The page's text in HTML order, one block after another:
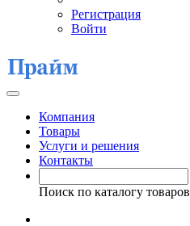
Регистрация
Войти
Компания
Товары
Услуги и решения
Контакты
Поиск по каталогу товаров